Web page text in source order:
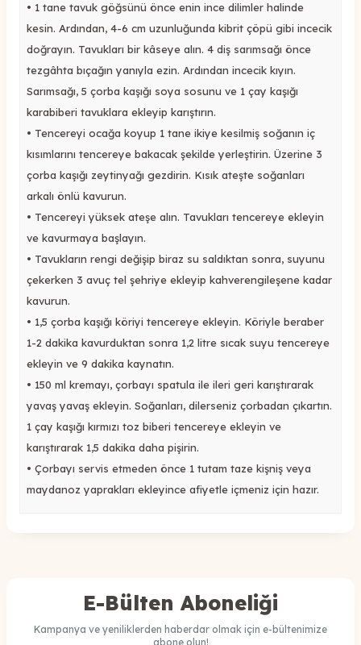
• 1 tane tavuk göğsünü önce enin ince dilimler halinde
kesin. Ardından, 4-6 cm uzunluğunda kibrit çöpü gibi incecik
doğrayın. Tavukları bir kâseye alın. 4 diş sarımsağı önce
tezgâhta bıçağın yanıyla ezin. Ardından incecik kıyın.
Sarımsağı, 5 çorba kaşığı soya sosunu ve 1 çay kaşığı
karabiberi tavuklara ekleyip karıştırın.
• Tencereyi ocağa koyup 1 tane ikiye kesilmiş soğanın iç
kısımlarını tencereye bakacak şekilde yerleştirin. Üzerine 3
çorba kaşığı zeytinyağı gezdirin. Kısık ateşte soğanları
arkalı önlü kavurun.
• Tencereyi yüksek ateşe alın. Tavukları tencereye ekleyin
ve kavurmaya başlayın.
• Tavukların rengi değişip biraz su saldıktan sonra, suyunu
çekerken 3 avuç tel şehriye ekleyip kahverengileşene kadar
kavurun.
• 1,5 çorba kaşığı köriyi tencereye ekleyin. Köriyle beraber
1-2 dakika kavurduktan sonra 1,2 litre sıcak suyu tencereye
ekleyin ve 9 dakika kaynatın.
• 150 ml kremayı, çorbayı spatula ile ileri geri karıştırarak
yavaş yavaş ekleyin. Soğanları, dilerseniz çorbadan çıkartın.
1 çay kaşığı kırmızı toz biberi tencereye ekleyin ve
karıştırarak 1,5 dakika daha pişirin.
• Çorbayı servis etmeden önce 1 tutam taze kişniş veya
maydanoz yaprakları ekleyince afiyetle içmeniz için hazır.
E-Bülten Aboneliği
Kampanya ve yeniliklerden haberdar olmak için e-bültenimize
abone olun!